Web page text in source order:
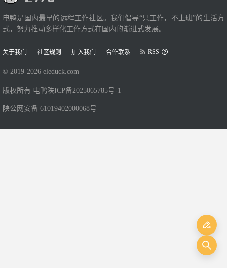
电鸭是国内最早的远程工作社区。我们倡导“只工作，不上班”的生活方
式，努力推动多样化工作方式在国内的渐进式发展。
关于我们 社区规则 加入我们 合作联系 RSS
© 2019-2026 eleduck.com
版权所有 电鸭 陕ICP备2025065785号-1
陕公网安备 61019402000068号